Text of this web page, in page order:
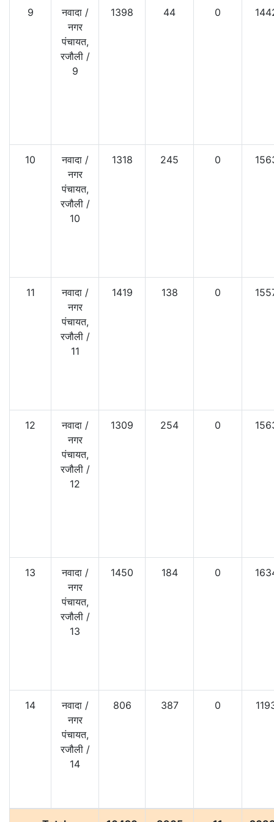
9 नवादा/
नगर
पंचायत,
रजौली /
9
1398 44 0
10 नवादा/
नगर
पंचायत,
रजौली /
10
1318 245 0
11 नवादा/
नगर
पंचायत,
रजौली /
11
1419 138 0
12 नवादा/
नगर
पंचायत,
रजौली /
12
1309 254 0
13 नवादा/
नगर
पंचायत,
रजौली /
13
1450 184 0
14 नवादा/
नगर
पंचायत,
रजौली /
14
806 387 0